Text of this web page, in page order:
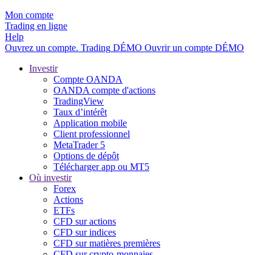
Mon compte
Trading en ligne
Help
Ouvrez un compte. Trading DÉMO Ouvrir un compte DÉMO
Investir
Compte OANDA
OANDA compte d'actions
TradingView
Taux d’intérêt
Application mobile
Client professionnel
MetaTrader 5
Options de dépôt
Télécharger app ou MT5
Où investir
Forex
Actions
ETFs
CFD sur actions
CFD sur indices
CFD sur matières premières